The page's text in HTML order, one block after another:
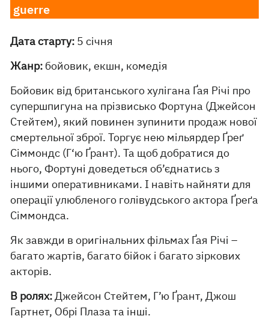
guerre
Дата старту: 5 січня
Жанр: бойовик, екшн, комедія
Бойовик від британського хулігана Ґая Річі про
супершпигуна на прізвисько Фортуна (Джейсон
Стейтем), який повинен зупинити продаж нової
смертельної зброї. Торгує нею мільярдер Ґреґ
Сіммондс (Г‘ю Ґрант). Та щоб добратися до
нього, Фортуні доведеться об’єднатись з
іншими оперативниками. І навіть найняти для
операції улюбленого голівудського актора Ґреґа
Сіммондса.
Як завжди в оригінальних фільмах Ґая Річі –
багато жартів, багато бійок і багато зіркових
акторів.
В ролях:Джейсон Стейтем, Г’ю Ґрант, Джош
Гартнет, Обрі Плаза та інші.